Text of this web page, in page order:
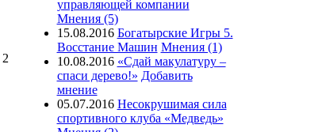
2
управляющей компании
Мнения (5)
15.08.2016 Богатырские Игры 5.
Восстание Машин Мнения (1)
10.08.2016 «Сдай макулатуру –
спаси дерево!» Добавить
мнение
05.07.2016 Несокрушимая сила
cпортивного клуба «Медведь»